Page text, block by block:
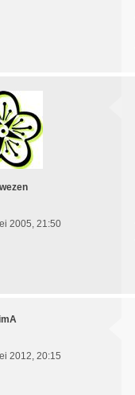
2005, 21:50
2012, 20:15